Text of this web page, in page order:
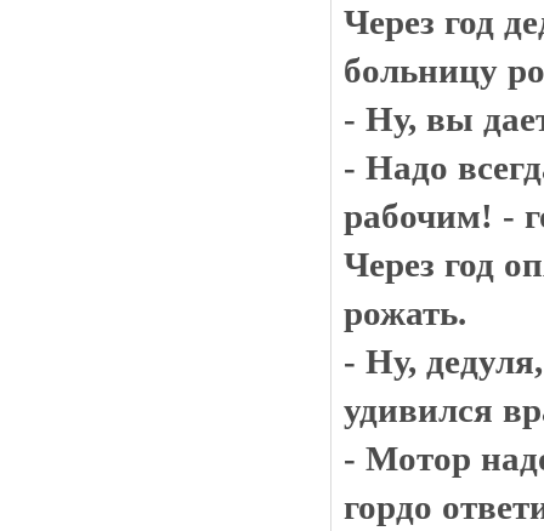
Через год
больницу
- Ну, вы
- Надо
рабочим! -
Через год
рожать.
- Ну,
удивился
- Мотор
гордо